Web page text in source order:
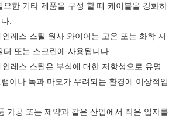
요한 기타 제품을 구성 할 때 케이블을 강화하
.
인레스 스틸 원사 와이어는 고온 또는 화학 저
또는 스크린에 사용됩니다.
인레스 스틸은 부식에 대한 저항성으로 유명
이나 녹과 마모가 우려되는 환경에 이상적입
가공 또는 제약과 같은 산업에서 작은 입자를